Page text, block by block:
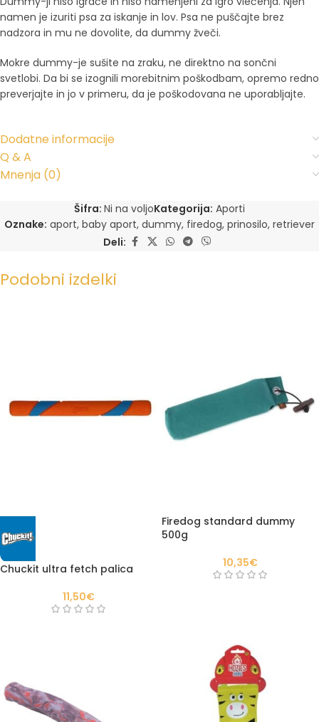
namen je izuriti psa za iskanje in lov. Psa ne puščajte brez
nadzora in mu ne dovolite, da dummy žveči.
Mokre dummy-je sušite na zraku, ne direktno na sončni
svetlobi. Da bi se izognili morebitnim poškodbam, opremo redno
preverjajte in jo v primeru, da je poškodovana ne uporabljajte.
Dodatne informacije
Q & A
Mnenja (0)
Šifra: Ni na voljoKategorija: Aporti
Oznake: aport, baby aport, dummy, firedog, prinosilo, retriever
Deli:
Podobni izdelki
Chuckit ultra fetch palica
11,50€
Firedog standard dummy
500g
10,35€